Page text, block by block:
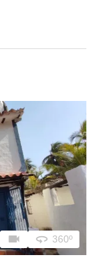
videocam 360 360º